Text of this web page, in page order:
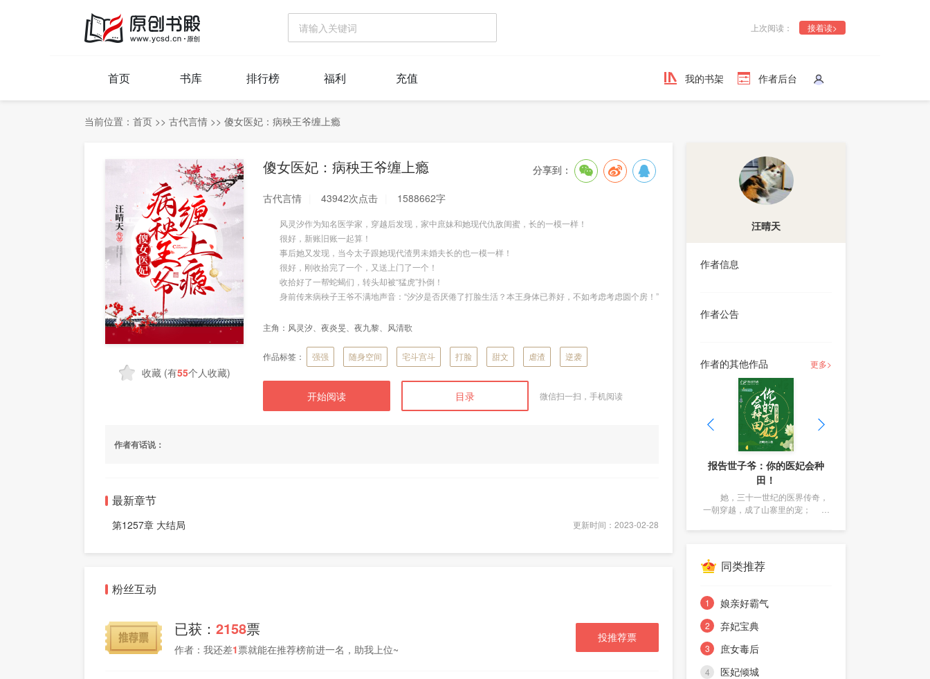
上次阅读： 接着读>
首页 书库 排行榜 福利 充值 我的书架 作者后台
当前位置： 首页 >> 古代言情 >> 傻女医妃：病秧王爷缠上瘾
收藏 (有55个人收藏)
傻女医妃：病秧王爷缠上瘾
古代言情 43942次点击 1588662字
风灵汐作为知名医学家，穿越后发现，家中庶妹和她现代仇敌闺蜜，长的一模一样！
很好，新账旧账一起算！
事后她又发现，当今太子跟她现代渣男未婚夫长的也一模一样！
很好，刚收拾完了一个，又送上门了一个！
收拾好了一帮蛇蝎们，转头却被“猛虎”扑倒！
身前传来病秧子王爷不满地声音：“汐汐是否厌倦了打脸生活？本王身体已养好，不如考虑考虑圆个房！”
主角： 风灵汐、夜炎旻、夜九黎、风清歌
作品标签： 强强 随身空间 宅斗宫斗 打脸 甜文 虐渣 逆袭
开始阅读 目录 微信扫一扫，手机阅读
分享到：
作者有话说：
最新章节
第1257章 大结局 更新时间：2023-02-28
粉丝互动
已获： 2158票
作者：我还差1票就能在推荐榜前进一名，助我上位~
投推荐票
汪晴天
作者信息
作者公告
作者的其他作品 更多>
报告世子爷：你的医妃会种
田！
她，三十一世纪的医界传奇，
一朝穿越，成了山寨里的宠；
的过程，他成了实验人！ 他心
里记着仇，势要伤好后让她付出代
里的妇人，一睹他的真容风采，只
为收观赏银钱…… 很好，这与
让他卖笑有何区别？如此羞辱，必
将加倍还之！ 新婚第二十天，
他被忽悠去菜地浇水，可等待他浇
的却是夜香…… 他再忍无可
忍，当即寻她算账！ 可面对五
医妃有毒
一朝穿越，还没弄明白自己的
身世； 一个丰神俊朗的陌生男
子，大庭广众之下便深情款款的对
丑，我都娶你！护你，疼你一辈
瘫痪又如何？乞丐又如何？医
术在手，这都是小问题！ 且看
妈咪带球跑：偏执总裁心尖宠
他，商业天才，A市的霸主，受
人人敬仰； 她，破产千金，国
外回归，带了一个缩小版的霸主。
“秦念念，五年前你是我的，五
道的将她桎梏在身边，而她总是对
他若即若离，忽远忽近； 当五
她，看到她肚子那道疤时，他愣
了。 她捂脸解释：“其实，你有
个五岁的包子……”
医女毒妃
什么？一朝穿越，她变得相貌
丑陋，令人作呕？ 没关系，医
术在手，美貌我有； 什么？未
好，她美男看花眼，不想一棵树上
得了王爷； 皇家人还舍不得
她，硬是将她塞进了花轿； 婚
了，王爷掉水里了！” 叶焱焱匆
忙赶到，没有多想便来了个人工呼
吸。 没多久，王爷转醒，满脸
怒容：“光天化日下，不知廉耻！”
新婚夜—— 叶焱焱要出府
救人； 易闵琰得知后，醋意大
发，假装晕眩：“娘子，本王需要人
傻女医妃：病秧王爷缠上瘾
风灵汐作为知名医学家，穿越
后发现，家中庶妹和她现代仇敌闺
蜜，长的一模一样！ 很好，新
现，当今太子跟她现代渣男未婚夫
拾完了一个，又送上门了一个！
收拾好了一帮蛇蝎们，转头却
子王爷不满地声音：“汐汐是否厌倦
了打脸生活？本王身体已养好，不
如考虑考虑圆个房！”
报告世子爷：你的医妃会种
田！
她，三十一世纪的医界传奇，
一朝穿越，成了山寨里的宠；
的过程，他成了实验人！ 他心
里记着仇，势要伤好后让她付出代
里的妇人，一睹他的真容风采，只
为收观赏银钱…… 很好，这与
让他卖笑有何区别？如此羞辱，必
将加倍还之！ 新婚第二十天，
他被忽悠去菜地浇水，可等待他浇
的却是夜香…… 他再忍无可
忍，当即寻她算账！ 可面对五
医妃有毒
一朝穿越，还没弄明白自己的
身世； 一个丰神俊朗的陌生男
子，大庭广众之下便深情款款的对
丑，我都娶你！护你，疼你一辈
瘫痪又如何？乞丐又如何？医
术在手，这都是小问题！ 且看
同类推荐
1 娘亲好霸气
2 弃妃宝典
3 庶女毒后
4 医妃倾城